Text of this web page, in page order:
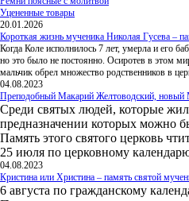
Уцененные товары
20.01.2026
Короткая жизнь мученика Николая Гусева –
Когда Коле исполнилось 7 лет, умерла и его
но это было не постоянно. Осиротев в этом
мальчик обрел множество родственников в
04.08.2023
Преподобный Макарий Желтоводский, новый
Среди святых людей, которые
предназначении которых можно
Память этого святого церковь
25 июля по церковному
04.08.2023
Кристина или Христина – память святой
6 августа по гражданскому